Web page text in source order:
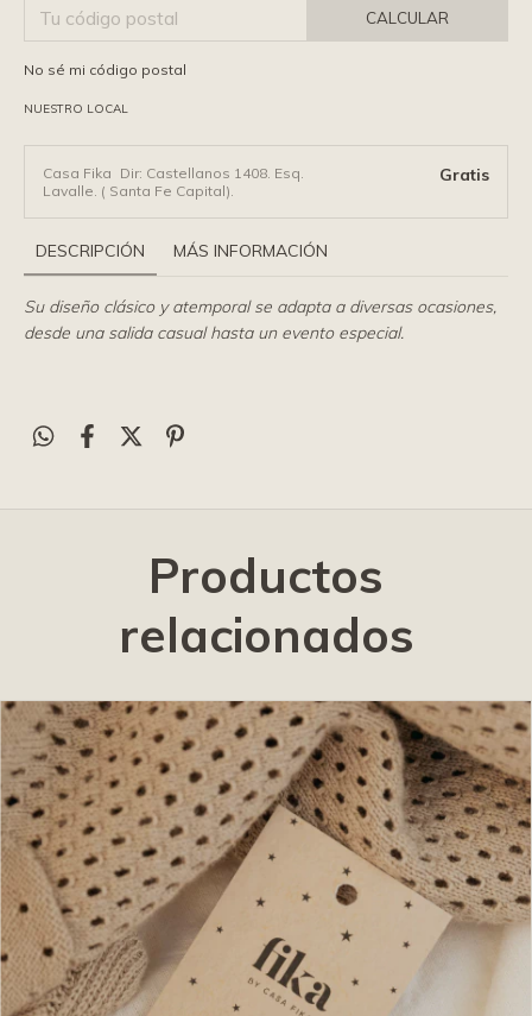
CALCULAR
No sé mi código postal
NUESTRO LOCAL
Casa Fika Dir: Castellanos 1408. Esq.
Lavalle. ( Santa Fe Capital).
Gratis
DESCRIPCIÓN MÁS INFORMACIÓN
Su diseño clásico y atemporal se adapta a diversas ocasiones,
desde una salida casual hasta un evento especial.
Productos
relacionados